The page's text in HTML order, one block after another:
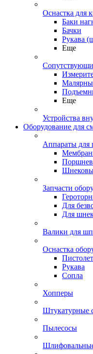
Оснастка для
Баки
Бачки
Рукава
Еще
Еще
Устройства
Оборудование для
Аппараты для
Запчасти
Для
Для
Валики для
Оснастка
Рукава
Сопла
Хопперы
Штукатурные
Пылесосы